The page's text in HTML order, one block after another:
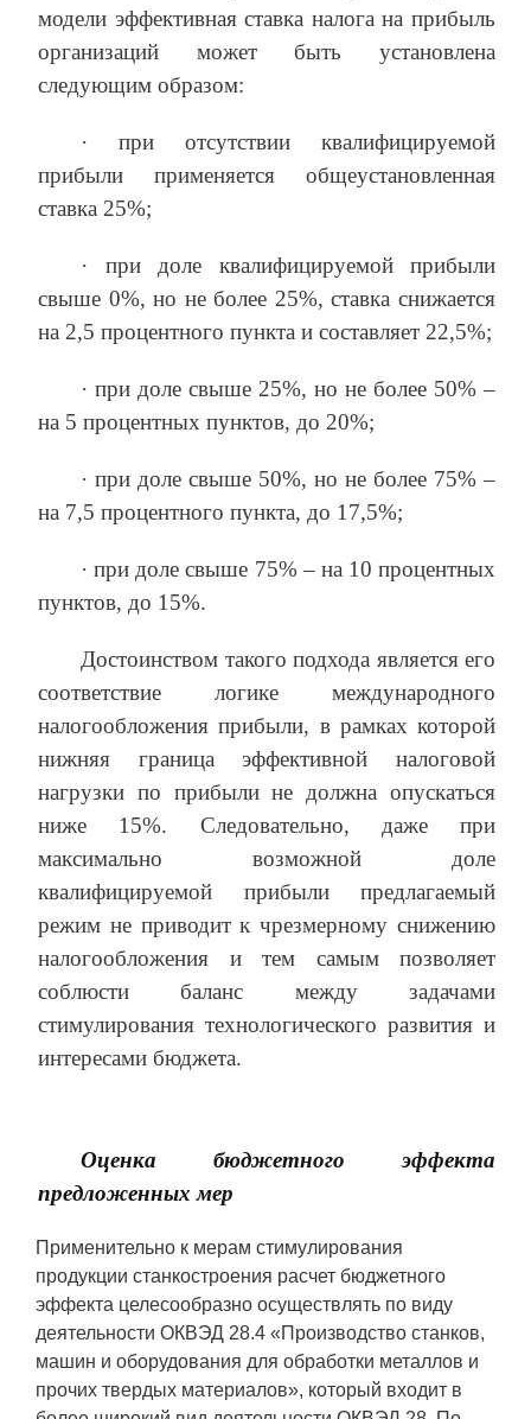
модели эффективная ставка налога на прибыль
организаций может быть установлена
следующим образом:
· при отсутствии квалифицируемой
прибыли применяется общеустановленная
ставка 25%;
· при доле квалифицируемой прибыли
свыше 0%, но не более 25%, ставка снижается
на 2,5 процентного пункта и составляет 22,5%;
· при доле свыше 25%, но не более 50% –
на 5 процентных пунктов, до 20%;
· при доле свыше 50%, но не более 75% –
на 7,5 процентного пункта, до 17,5%;
· при доле свыше 75% – на 10 процентных
пунктов, до 15%.
Достоинством такого подхода является его
соответствие логике международного
налогообложения прибыли, в рамках которой
нижняя граница эффективной налоговой
нагрузки по прибыли не должна опускаться
ниже 15%. Следовательно, даже при
максимально возможной доле
квалифицируемой прибыли предлагаемый
режим не приводит к чрезмерному снижению
налогообложения и тем самым позволяет
соблюсти баланс между задачами
стимулирования технологического развития и
интересами бюджета.
Оценка бюджетного эффекта
предложенных мер
Применительно к мерам стимулирования
продукции станкостроения расчет бюджетного
эффекта целесообразно осуществлять по виду
деятельности ОКВЭД 28.4 «Производство станков,
машин и оборудования для обработки металлов и
прочих твердых материалов», который входит в